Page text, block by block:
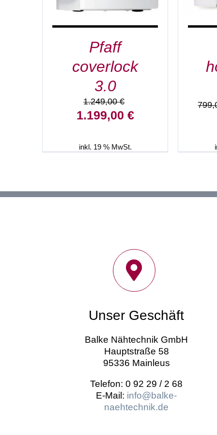
Pfaff
coverlock
3.0
1.249,00€
Ursprünglicher
1.249,00 €
1.199,00 €Aktueller
inkl. 19 % MwSt.
Unser Geschäft
Balke Nähtechnik GmbH
Hauptstraße 58
95336 Mainleus
Telefon: 0 92 29 / 2 68
E-Mail: info@balke-
naehtechnik.de